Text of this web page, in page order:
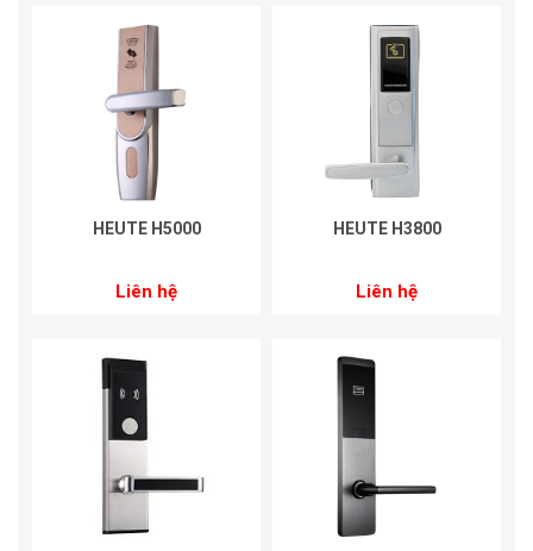
HEUTE H5000
Liên hệ
HEUTE H3800
Liên hệ